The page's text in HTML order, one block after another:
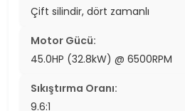
Çift silindir, dört zamanlı
Motor Gücü:
45.0HP (32.8kW) @ 6500RPM
Sıkıştırma Oranı:
9.6:1